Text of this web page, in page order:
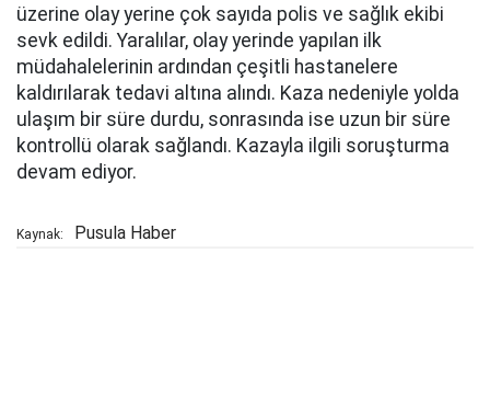
üzerine olay yerine çok sayıda polis ve sağlık ekibi
sevk edildi. Yaralılar, olay yerinde yapılan ilk
müdahalelerinin ardından çeşitli hastanelere
kaldırılarak tedavi altına alındı. Kaza nedeniyle yolda
ulaşım bir süre durdu, sonrasında ise uzun bir süre
kontrollü olarak sağlandı. Kazayla ilgili soruşturma
devam ediyor.
Kaynak: Pusula Haber